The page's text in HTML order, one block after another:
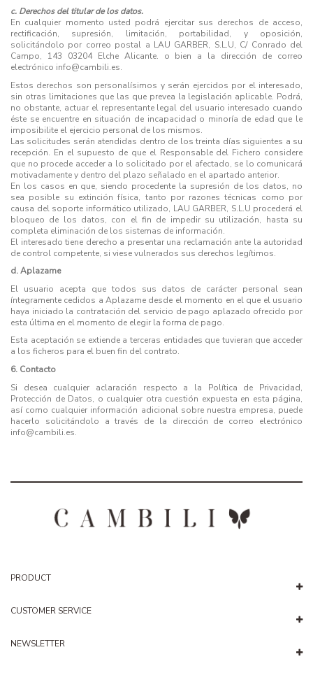
c. Derechos del titular de los datos.
En cualquier momento usted podrá ejercitar sus derechos de acceso,
rectificación, supresión, limitación, portabilidad, y oposición,
solicitándolo por correo postal a LAU GARBER, S.L.U, C/ Conrado del
Campo, 143 03204 Elche Alicante. o bien a la dirección de correo
electrónico info@cambili.es.
Estos derechos son personalísimos y serán ejercidos por el interesado,
sin otras limitaciones que las que prevea la legislación aplicable. Podrá,
no obstante, actuar el representante legal del usuario interesado cuando
éste se encuentre en situación de incapacidad o minoría de edad que le
imposibilite el ejercicio personal de los mismos.
Las solicitudes serán atendidas dentro de los treinta días siguientes a su
recepción. En el supuesto de que el Responsable del Fichero considere
que no procede acceder a lo solicitado por el afectado, se lo comunicará
motivadamente y dentro del plazo señalado en el apartado anterior.
En los casos en que, siendo procedente la supresión de los datos, no
sea posible su extinción física, tanto por razones técnicas como por
causa del soporte informático utilizado, LAU GARBER, S.L.U procederá el
bloqueo de los datos, con el fin de impedir su utilización, hasta su
completa eliminación de los sistemas de información.
El interesado tiene derecho a presentar una reclamación ante la autoridad
de control competente, si viese vulnerados sus derechos legítimos.
d. Aplazame
El usuario acepta que todos sus datos de carácter personal sean
íntegramente cedidos a Aplazame desde el momento en el que el usuario
haya iniciado la contratación del servicio de pago aplazado ofrecido por
esta última en el momento de elegir la forma de pago.
Esta aceptación se extiende a terceras entidades que tuvieran que acceder
a los ficheros para el buen fin del contrato.
6. Contacto
Si desea cualquier aclaración respecto a la Política de Privacidad,
Protección de Datos, o cualquier otra cuestión expuesta en esta página,
así como cualquier información adicional sobre nuestra empresa, puede
hacerlo solicitándolo a través de la dirección de correo electrónico
info@cambili.es.
PRODUCT
CUSTOMER SERVICE
NEWSLETTER